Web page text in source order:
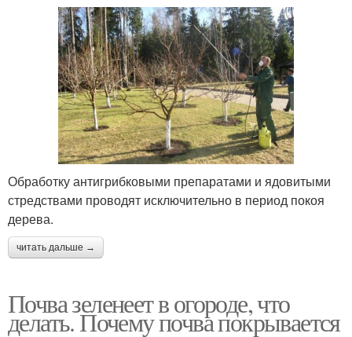
Обработку антигрибковыми препаратами и ядовитыми
стредствами проводят исключительно в период покоя
дерева.
читать дальше →
Почва зеленеет в огороде, что
делать. Почему почва покрывается